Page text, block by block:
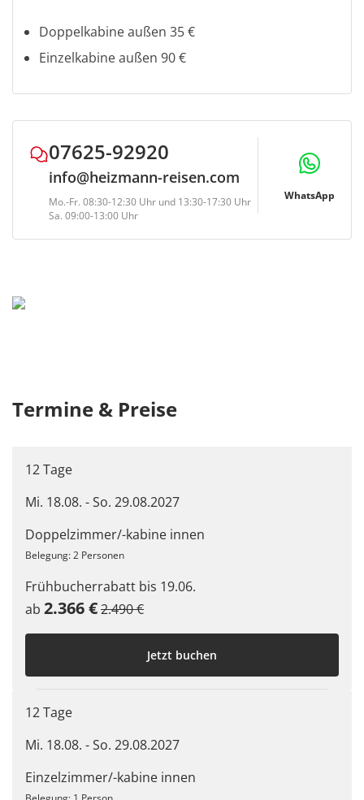
und von dort aus weiter nach Trelleborg.
Hier, in der südlichsten Stadt Schwedens,
Fährüberfahrt nach Travemünde.
Abendessen und Übernachtung an Bord.
Verpflegung:Frühstück, Abendessen
Währungen: Polnische Złoty, Schwedische Krone
Doppelkabine außen 35 €
Einzelkabine außen 90 €
07625-92920
info@heizmann-reisen.com
Mo.-Fr. 08:30-12:30 Uhr und 13:30-17:30 Uhr
Sa. 09:00-13:00 Uhr
WhatsApp
Termine & Preise
12 Tage
Mi. 18.08. - So. 29.08.2027
Doppelzimmer/-kabine innen
Belegung: 2 Personen
Frühbucherrabatt bis 19.06.
ab 2.366 €2.490 €
Jetzt buchen
12 Tage
Mi. 18.08. - So. 29.08.2027
Einzelzimmer/-kabine innen